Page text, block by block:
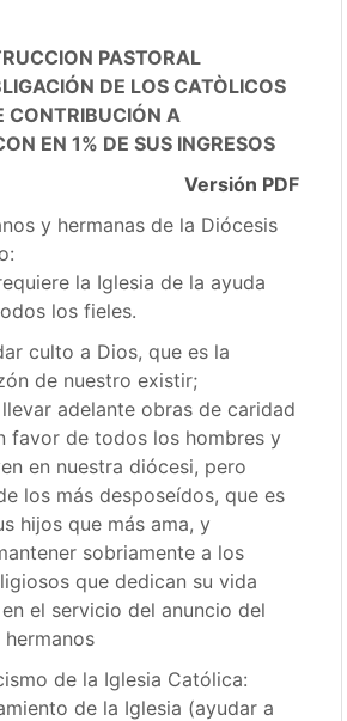
PASTORAL
DE LOS CATÒLICOS
CONTRIBUCIÓN A
EN 1% DE SUS INGRESOS
Versión PDF
y hermanas de la Diócesis
la Iglesia de la ayuda
los fieles.
culto a Dios, que es la
de nuestro existir;
adelante obras de caridad
favor de todos los hombres y
en nuestra diócesi, pero
los más desposeídos, que es
hijos que más ama, y
sobriamente a los
que dedican su vida
el servicio del anuncio del
hermanos
de la Iglesia Católica:
de la Iglesia (ayudar a